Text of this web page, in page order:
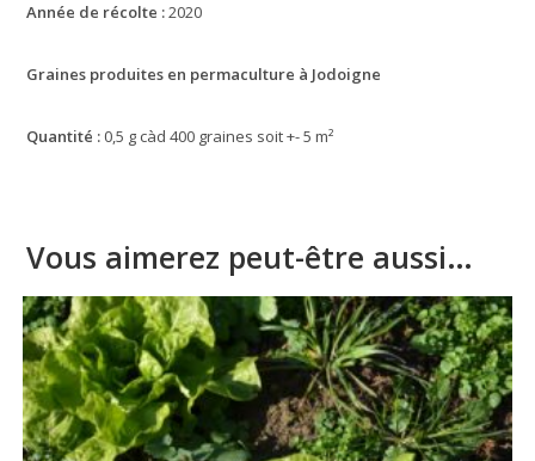
Année de récolte :2020
Graines produites en permaculture à Jodoigne
Quantité : 0,5 g càd 400 graines soit +- 5 m²
Vous aimerez peut-être aussi…